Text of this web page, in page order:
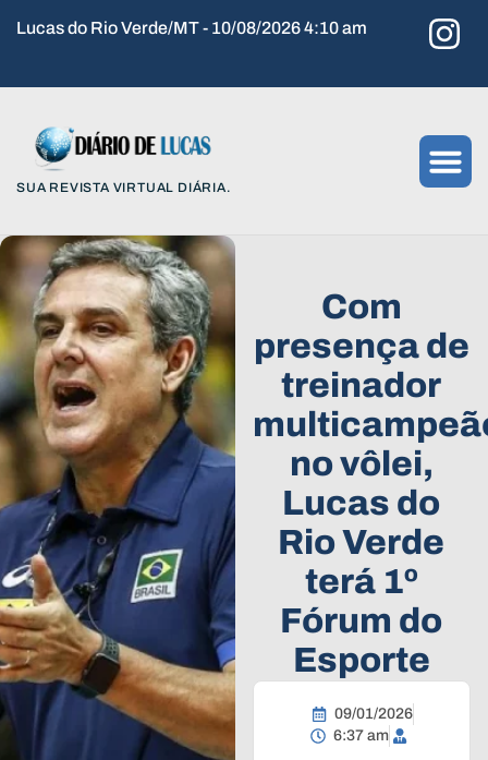
Lucas do Rio Verde/MT - 10/08/2026 4:10 am
SUA REVISTA VIRTUAL DIÁRIA.
Com
presença de
treinador
no vôlei,
Lucas do
Rio Verde
terá 1º
Fórum do
Esporte
09/01/2026
6:37 am